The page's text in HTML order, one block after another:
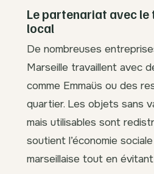
Le partenariat avec
local
De nombreuses
Marseille travaillent avec
comme Emmaüs ou des
quartier. Les objets sans
mais utilisables sont
soutient l’économie
marseillaise tout en